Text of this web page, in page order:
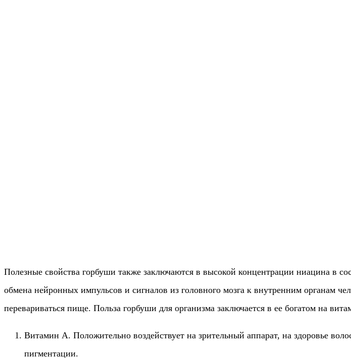
Полезные свойства горбуши также заключаются в высокой концентрации ниацина в
обмена нейронных импульсов и сигналов из головного мозга к внутренним органам
перевариваться пище. Польза горбуши для организма заключается в ее богатом на
Витамин А. Положительно воздействует на зрительный аппарат, на здоровье
пигментации.